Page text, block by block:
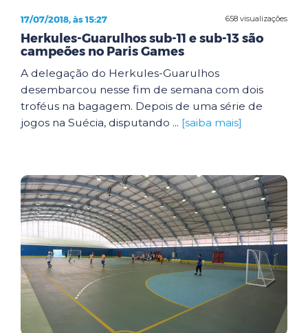
658 visualizações
17/07/2018, às 15:27
Herkules-Guarulhos sub-11 e sub-13 são
campeões no Paris Games
A delegação do Herkules-Guarulhos
desembarcou nesse fim de semana com dois
troféus na bagagem. Depois de uma série de
jogos na Suécia, disputando ... [saiba mais]